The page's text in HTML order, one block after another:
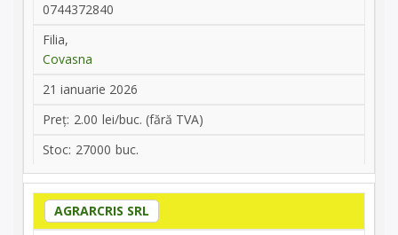
0744372840
Filia,
Covasna
21 ianuarie 2026
2.00
27000
AGRARCRIS SRL